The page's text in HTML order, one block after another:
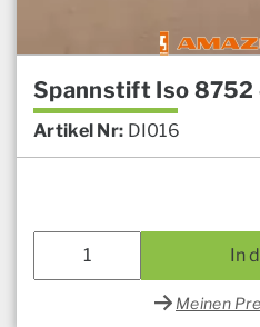
Spannstift Iso 8752
Artikel Nr: DI016
In
Meinen